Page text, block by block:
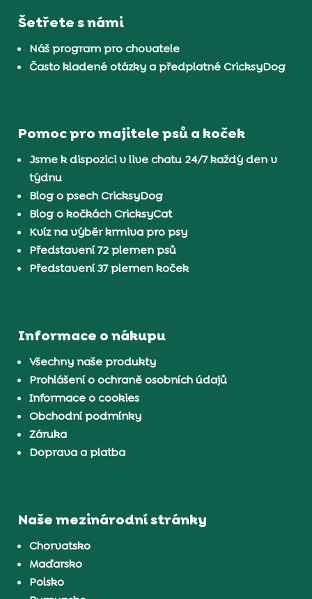
Šetřete s námi
Náš program pro chovatele
Často kladené otázky a předplatné CricksyDog
Pomoc pro majitele psů a koček
Jsme k dispozici v live chatu 24/7 každý den v
týdnu
Blog o psech CricksyDog
Blog o kočkách CricksyCat
Kvíz na výběr krmiva pro psy
Představení 72 plemen psů
Představení 37 plemen koček
Informace o nákupu
Všechny naše produkty
Prohlášení o ochraně osobních údajů
Informace o cookies
Obchodní podmínky
Záruka
Doprava a platba
Naše mezinárodní stránky
Chorvatsko
Maďarsko
Polsko